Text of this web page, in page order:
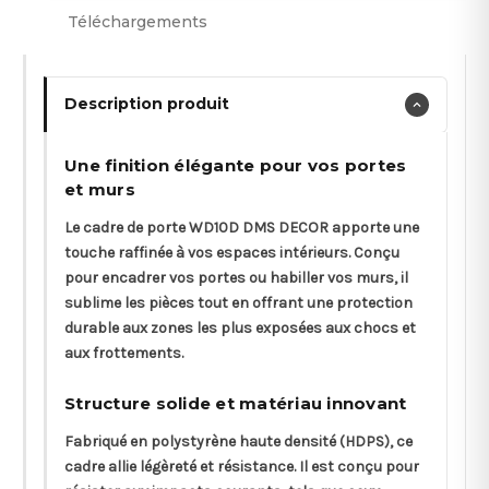
Téléchargements
Description produit
Une finition élégante pour vos portes
et murs
Le cadre de porte WD10D DMS DECOR apporte une
touche raffinée à vos espaces intérieurs. Conçu
pour encadrer vos portes ou habiller vos murs, il
sublime les pièces tout en offrant une protection
durable aux zones les plus exposées aux chocs et
aux frottements.
Structure solide et matériau innovant
Fabriqué en polystyrène haute densité (HDPS), ce
cadre allie légèreté et résistance. Il est conçu pour